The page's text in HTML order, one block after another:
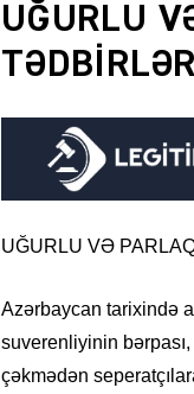
UĞURLU
UĞURLU VƏ
Azərbaycan tarixində
suverenliyinin
çəkmədən